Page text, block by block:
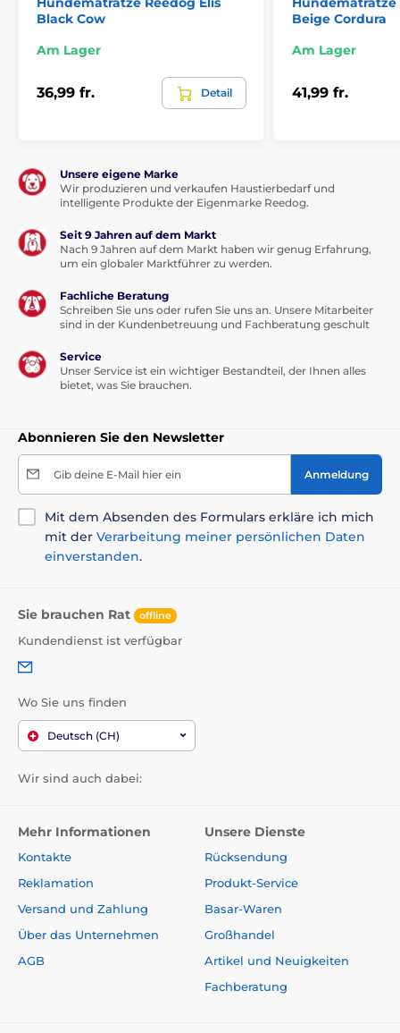
Inhalt der Packung
Hundematratze Reedog
Technische Spezifikationen können ohne vorherige
Ankündigung geändert werden. Die Bilder dienen nur
Black Cow
Am Lager
36,99 fr. Detail
Beige Cordura
Am Lager
41,99 fr.
Unsere eigene Marke
Wir produzieren und verkaufen Haustierbedarf und
intelligente Produkte der Eigenmarke Reedog.
Seit 9 Jahren auf dem Markt
Nach 9 Jahren auf dem Markt haben wir genug Erfahrung,
um ein globaler Marktführer zu werden.
Fachliche Beratung
Schreiben Sie uns oder rufen Sie uns an. Unsere Mitarbeiter
sind in der Kundenbetreuung und Fachberatung geschult
Service
Unser Service ist ein wichtiger Bestandteil, der Ihnen alles
bietet, was Sie brauchen.
Abonnieren Sie den Newsletter
Gib deine E-Mail hier ein Anmeldung
Mit dem Absenden des Formulars erkläre ich mich
mit der Verarbeitung meiner persönlichen Daten
einverstanden.
Sie brauchen Rat offline
Kundendienst ist verfügbar
Wo Sie uns finden
Deutsch (CH)
Wir sind auch dabei:
Mehr Informationen
Kontakte
Reklamation
Versand und Zahlung
Über das Unternehmen
AGB
Unsere Dienste
Rücksendung
Produkt-Service
Basar-Waren
Großhandel
Artikel und Neuigkeiten
Fachberatung